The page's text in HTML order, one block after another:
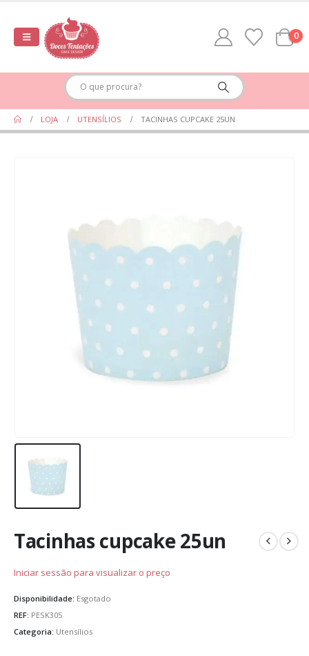
0
LOJA UTENSÍLIOS TACINHAS CUPCAKE 25UN
Tacinhas cupcake 25un
Iniciar sessão para visualizar o preço
Disponibilidade: Esgotado
REF: PESK305
Categoria: Utensílios